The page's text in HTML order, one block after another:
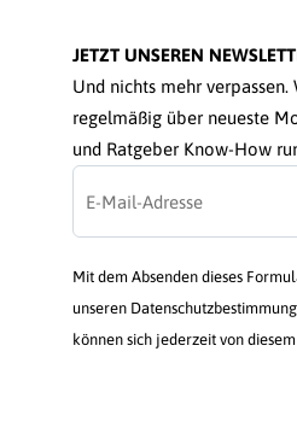
JETZT UNSEREN
Und nichts mehr
regelmäßig über neueste
und Ratgeber Know-How
Mit dem Absenden dieses
unseren
können sich jederzeit von